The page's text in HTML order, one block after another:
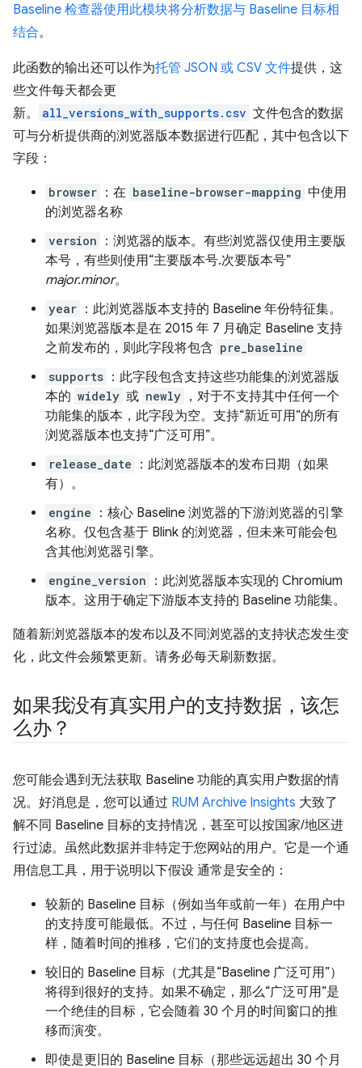
Baseline 检查器使用此模块将分析数据与 Baseline 目标相
结合。
此函数的输出还可以作为托管 JSON 或 CSV 文件提供，这
些文件每天都会更
新。
all_versions_with_supports.csv 文件包含的数据
可与分析提供商的浏览器版本数据进行匹配，其中包含以下
字段：
browser ：在 baseline-browser-mapping 中使用
的浏览器名称
version
：浏览器的版本。有些浏览器仅使用主要版
本号，有些则使用“主要版本号.次要版本号”
major.minor。
year ：此浏览器版本支持的 Baseline 年份特征集。
如果浏览器版本是在 2015 年 7 月确定 Baseline 支持
之前发布的，则此字段将包含 pre_baseline
supports ：此字段包含支持这些功能集的浏览器版
本的 widely 或 newly ，对于不支持其中任何一个
功能集的版本，此字段为空。支持“新近可用”的所有
浏览器版本也支持“广泛可用”。
release_date
：此浏览器版本的发布日期（如果
有）。
engine
：核心 Baseline 浏览器的下游浏览器的引擎
名称。仅包含基于 Blink 的浏览器，但未来可能会包
含其他浏览器引擎。
engine_version
：此浏览器版本实现的 Chromium
版本。这用于确定下游版本支持的 Baseline 功能集。
随着新浏览器版本的发布以及不同浏览器的支持状态发生变
化，此文件会频繁更新。请务必每天刷新数据。
如果我没有真实用户的支持数据，该怎
么办？
您可能会遇到无法获取 Baseline 功能的真实用户数据的情
况。好消息是，您可以通过 RUM Archive Insights 大致了
解不同 Baseline 目标的支持情况，甚至可以按国家/地区进
行过滤。虽然此数据并非特定于您网站的用户。它是一个通
用信息工具，用于说明以下假设 通常是安全的：
较新的 Baseline 目标（例如当年或前一年）在用户中
的支持度可能最低。不过，与任何 Baseline 目标一
样，随着时间的推移，它们的支持度也会提高。
较旧的 Baseline 目标（尤其是“Baseline 广泛可用”）
将得到很好的支持。如果不确定，那么“广泛可用”是
一个绝佳的目标，它会随着 30 个月的时间窗口的推
移而演变。
即使是更旧的 Baseline 目标（那些远远超出 30 个月